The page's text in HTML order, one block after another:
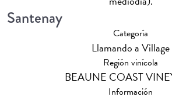
Santenay
Categoría
Llamando a Village
Región vinícola
BEAUNE COAST
Información